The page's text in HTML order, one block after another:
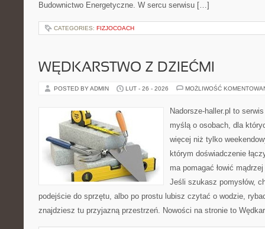
Budownictwo Energetyczne. W sercu serwisu […]
CATEGORIES: FIZJOCOACH
WĘDKARSTWO Z DZIEĆMI
POSTED BY ADMIN LUT - 26 - 2026 MOŻLIWOŚĆ
Nadorsze-haller.pl to
myślą o osobach, dla
więcej niż tylko
którym doświadczenie
ma pomagać łowić
Jeśli szukasz pomysłów,
podejście do sprzętu, albo po prostu lubisz czytać o wodzie,
znajdziesz tu przyjazną przestrzeń. Nowości na stronie to